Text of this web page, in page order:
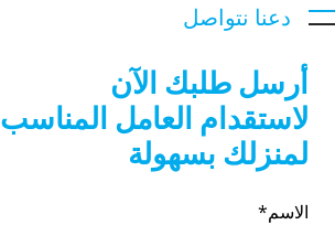
دعنا نتواصل
أرسل طلبك الآن
لاستقدام العامل المناسب
لمنزلك بسهولة
الاسم*